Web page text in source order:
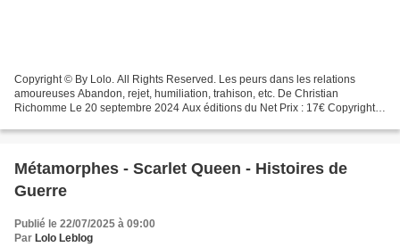
Copyright © By Lolo. All Rights Reserved. Les peurs dans les relations
amoureuses Abandon, rejet, humiliation, trahison, etc. De Christian
Richomme Le 20 septembre 2024 Aux éditions du Net Prix : 17€ Copyright ©
Métamorphes - Scarlet Queen - Histoires de
Guerre
Publié le 22/07/2025 à 09:00
Par Lolo Leblog